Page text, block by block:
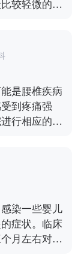
物，因为这
较轻微的
呼吸道感染
有明显的缓
过敏原。如
药物进行治
西林等抗生
是腰椎疾病
到疼痛强
行相应的检
片、奇效风
疼痛进行有
养生保健类
。也可以辅
使用。
染一些婴儿
症状。临床
月左右对于